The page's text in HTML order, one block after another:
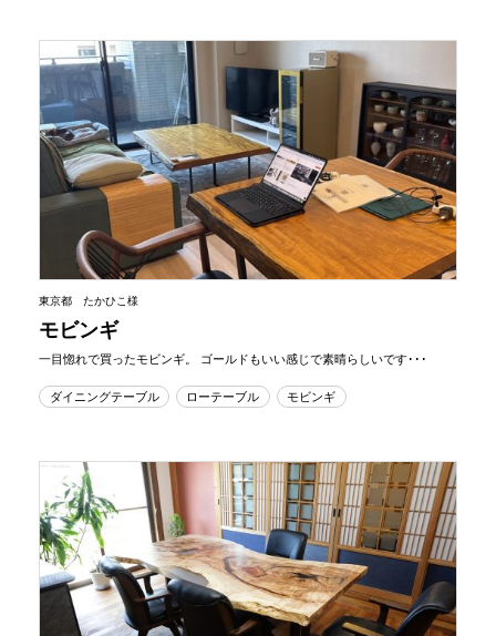
東京都 たかひこ様
モビンギ
一目惚れで買ったモビンギ。 ゴールドもいい感じで素晴らしいです･･･
ダイニングテーブル ローテーブル モビンギ